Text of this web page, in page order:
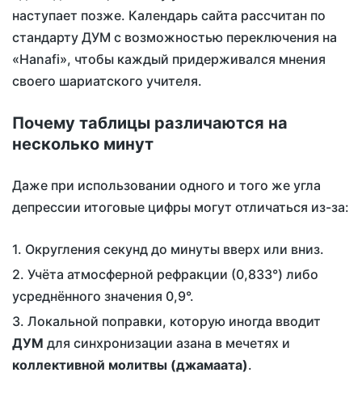
наступает позже. Календарь сайта рассчитан по
стандарту ДУМ с возможностью переключения на
«Hanafi», чтобы каждый придерживался мнения
своего шариатского учителя.
Почему таблицы различаются на
несколько минут
Даже при использовании одного и того же угла
депрессии итоговые цифры могут отличаться из-за:
Округления секунд до минуты вверх или вниз.
Учёта атмосферной рефракции (0,833°) либо
усреднённого значения 0,9°.
Локальной поправки, которую иногда вводит
ДУМ для синхронизации азана в мечетях и
коллективной молитвы (джамаата).